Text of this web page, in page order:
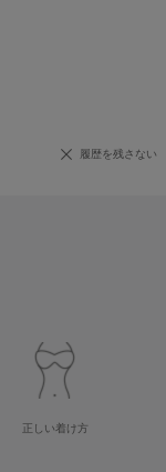
履歴を残さない
正しい着け方